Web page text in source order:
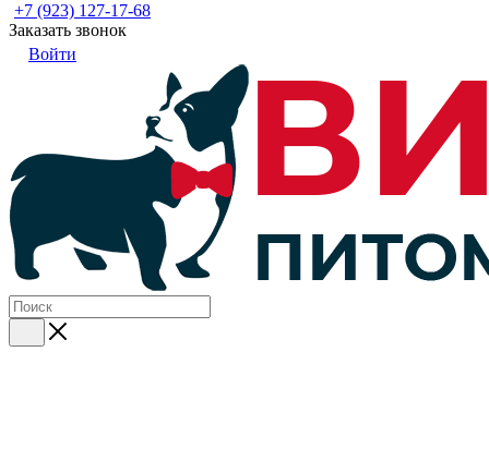
+7 (923) 127-17-68
Заказать звонок
Войти